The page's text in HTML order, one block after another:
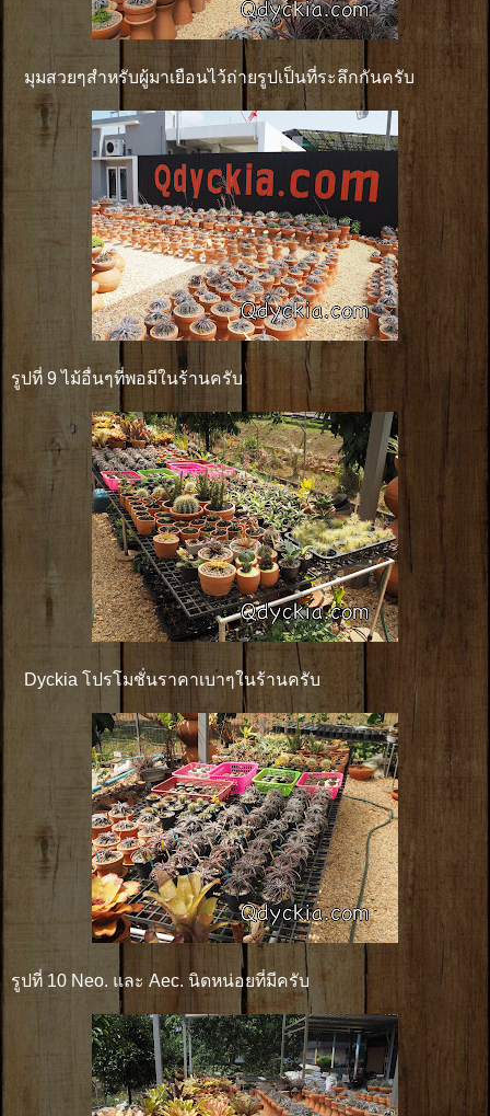
มุมสวยๆสำหรับผู้มาเยือนไว้ถ่ายรูปเป็นที่ระลึกกันครับ
รูปที่ 9 ไม้อื่นๆที่พอมีในร้านครับ
Dyckia โปรโมชั่นราคาเบาๆในร้านครับ
รูปที่ 10 Neo. และ Aec. นิดหน่อยที่มีครับ